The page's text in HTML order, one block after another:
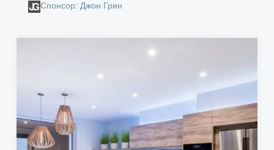
Спонсор: Джон Грин